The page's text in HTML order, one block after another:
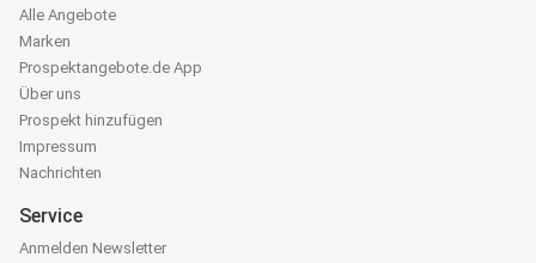
Alle Angebote
Marken
Prospektangebote.de App
Über uns
Prospekt hinzufügen
Impressum
Nachrichten
Service
Anmelden Newsletter